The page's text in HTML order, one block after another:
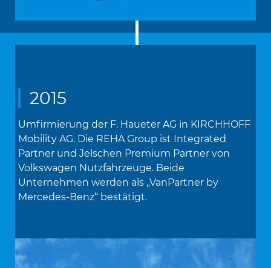
2015
Umfirmierung der F. Haueter AG in KIRCHHOFF
Mobility AG. Die REHA Group ist Integrated
Partner und Jelschen Premium Partner von
Volkswagen Nutzfahrzeuge. Beide
Unternehmen werden als „VanPartner by
Mercedes-Benz“ bestätigt.